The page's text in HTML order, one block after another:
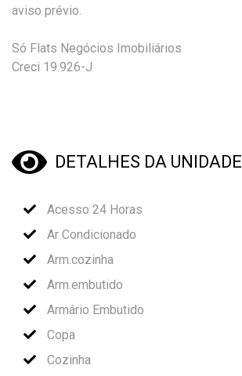
aviso prévio.
Só Flats Negócios Imobiliários
Creci 19.926-J
DETALHES DA UNIDADE
Acesso 24 Horas
Ar Condicionado
Arm.cozinha
Arm.embutido
Armário Embutido
Copa
Cozinha